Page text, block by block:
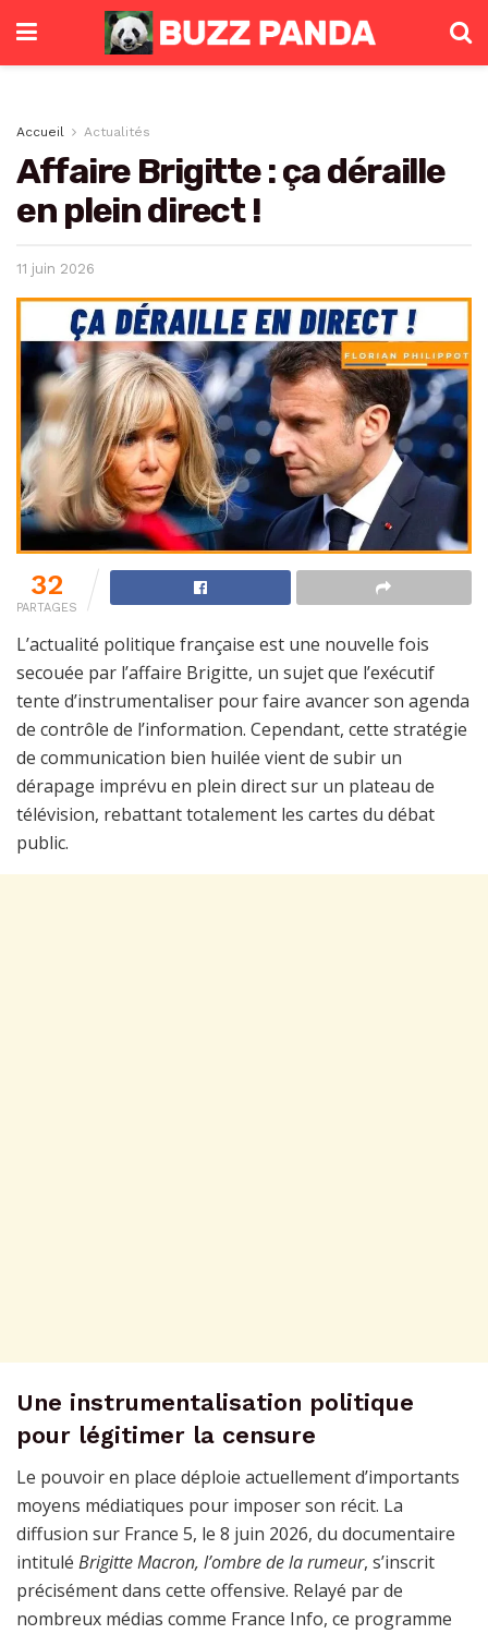
Accueil Actualités
Affaire Brigitte : ça déraille
en plein direct !
11 juin 2026
32
PARTAGES
L’actualité politique française est une nouvelle fois
secouée par l’affaire Brigitte, un sujet que l’exécutif
tente d’instrumentaliser pour faire avancer son agenda
de contrôle de l’information. Cependant, cette stratégie
de communication bien huilée vient de subir un
dérapage imprévu en plein direct sur un plateau de
télévision, rebattant totalement les cartes du débat
public.
Une instrumentalisation politique
pour légitimer la censure
Le pouvoir en place déploie actuellement d’importants
moyens médiatiques pour imposer son récit. La
diffusion sur France 5, le 8 juin 2026, du documentaire
intitulé Brigitte Macron, l’ombre de la rumeur, s’inscrit
précisément dans cette offensive. Relayé par de
nombreux médias comme France Info, ce programme